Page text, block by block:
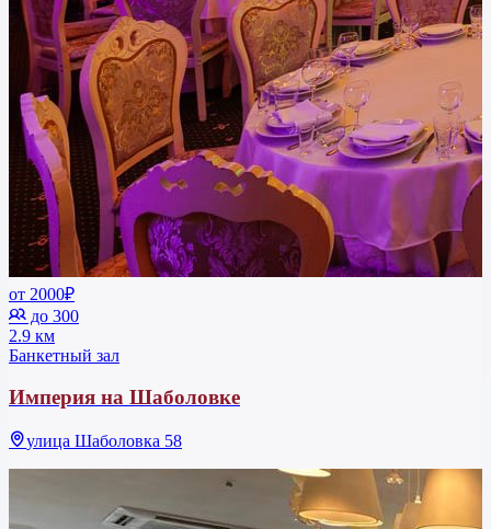
от 2000₽
до 300
2.9 км
Банкетный зал
Империя на Шаболовке
улица Шаболовка 58